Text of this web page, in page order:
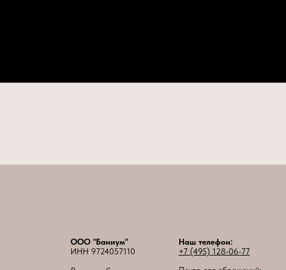
ООО "Баниум"
ИНН 9724057110
Наш телефон:
+7 (495) 128-06-77